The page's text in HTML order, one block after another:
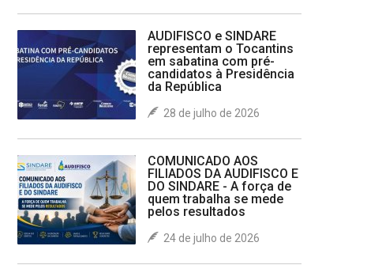
AUDIFISCO e SINDARE
representam o Tocantins
em sabatina com pré-
candidatos à Presidência
da República
28 de julho de 2026
COMUNICADO AOS
FILIADOS DA AUDIFISCO E
DO SINDARE - A força de
quem trabalha se mede
pelos resultados
24 de julho de 2026